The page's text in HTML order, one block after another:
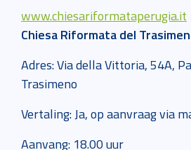
www.chiesariformataperugia.it
Chiesa Riformata del
Adres: Via della Vittoria, 54A,
Trasimeno
Vertaling: Ja, op aanvraag via
Aanvang: 18.00 uur